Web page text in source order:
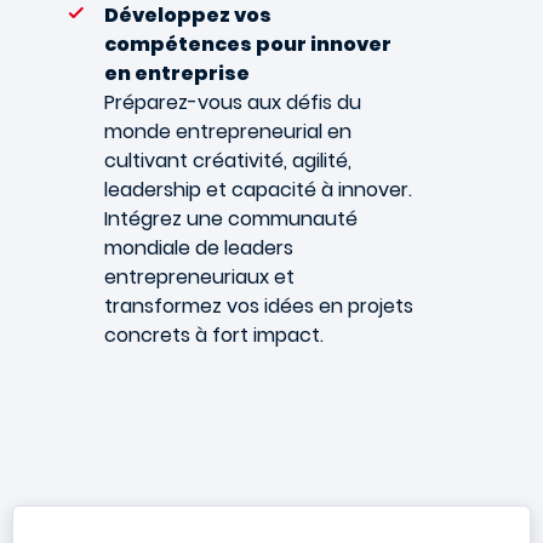
Développez vos
compétences pour innover
en entreprise
Préparez-vous aux défis du
monde entrepreneurial en
cultivant créativité, agilité,
leadership et capacité à innover.
Intégrez une communauté
mondiale de leaders
entrepreneuriaux et
transformez vos idées en projets
concrets à fort impact.